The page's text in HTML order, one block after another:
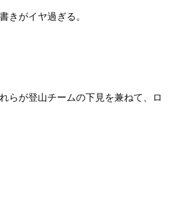
きがイヤ過ぎる。
らが登山チームの下見を兼ねて、ロ